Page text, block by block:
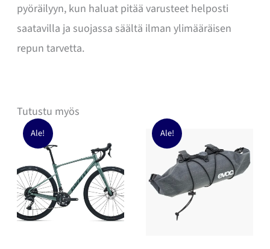
pyöräilyyn, kun haluat pitää varusteet helposti
saatavilla ja suojassa säältä ilman ylimääräisen
repun tarvetta.
Tutustu myös
Ale! Ale!